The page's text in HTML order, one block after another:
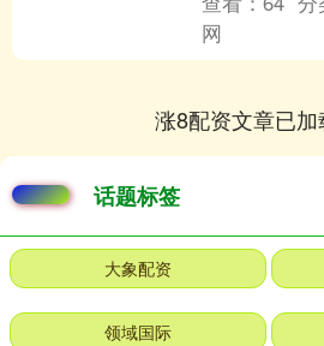
网
涨8配资文章已
话题标签
大象配资
领域国际